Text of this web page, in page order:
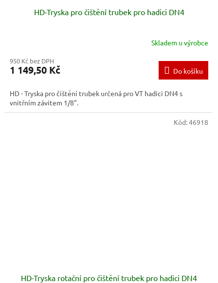
HD-Tryska pro čištění trubek pro hadici DN4
Skladem u výrobce
950 Kč bez DPH
1 149,50 Kč Do košíku
HD - Tryska pro čištění trubek určená pro VT hadici DN4 s
vnitřním závitem 1/8".
HD-Tryska rotační pro čištění trubek pro hadici DN4
Kód:46918